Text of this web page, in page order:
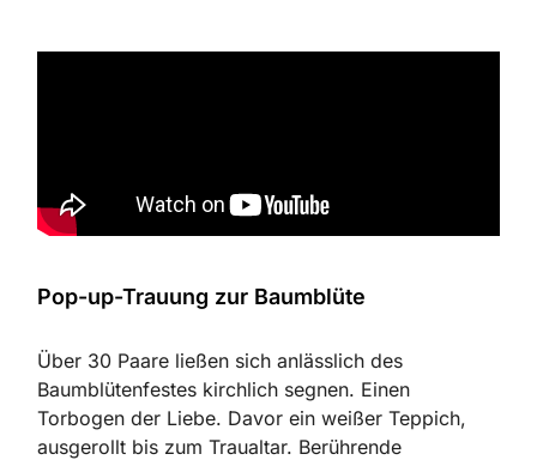
Pop-up-Trauung zur Baumblüte
Über 30 Paare ließen sich anlässlich des
Baumblütenfestes kirchlich segnen. Einen
Torbogen der Liebe. Davor ein weißer Teppich,
ausgerollt bis zum Traualtar. Berührende